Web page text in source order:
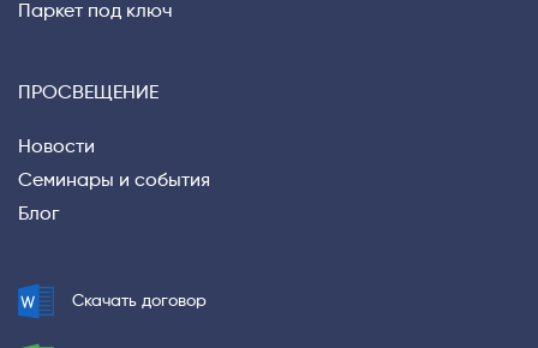
Паркет под ключ
ПРОСВЕЩЕНИЕ
Новости
Семинары и события
Блог
Скачать договор